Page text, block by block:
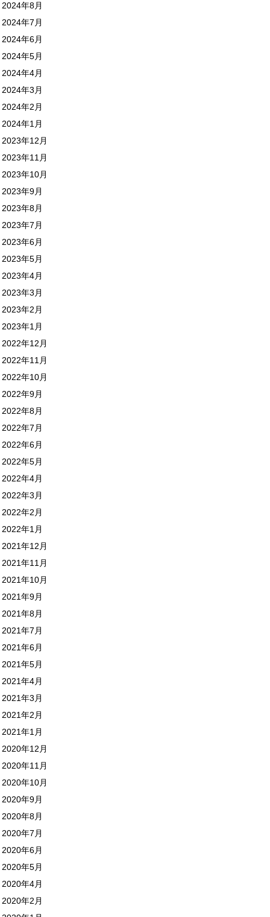
2024年8月
2024年7月
2024年6月
2024年5月
2024年4月
2024年3月
2024年2月
2024年1月
2023年12月
2023年11月
2023年10月
2023年9月
2023年8月
2023年7月
2023年6月
2023年5月
2023年4月
2023年3月
2023年2月
2023年1月
2022年12月
2022年11月
2022年10月
2022年9月
2022年8月
2022年7月
2022年6月
2022年5月
2022年4月
2022年3月
2022年2月
2022年1月
2021年12月
2021年11月
2021年10月
2021年9月
2021年8月
2021年7月
2021年6月
2021年5月
2021年4月
2021年3月
2021年2月
2021年1月
2020年12月
2020年11月
2020年10月
2020年9月
2020年8月
2020年7月
2020年6月
2020年5月
2020年4月
2020年2月